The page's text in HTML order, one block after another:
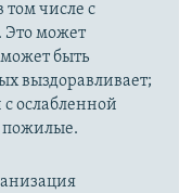
числе с
Это может
быть
выздоравливает;
ослабленной
пожилые.